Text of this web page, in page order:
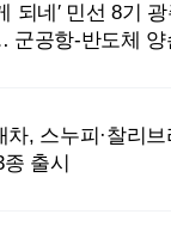
되네′ 민선 8기
군공항-반도체
차, 스누피·찰리
종 출시